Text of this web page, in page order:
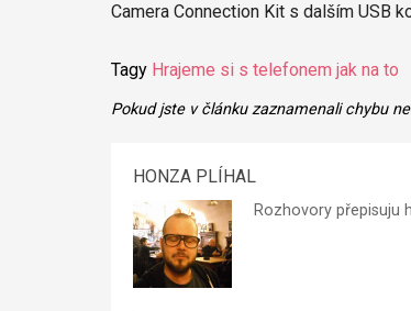
Camera Connection Kit s dalším USB
Tagy Hrajeme si s telefonem jak na to
Pokud jste v článku zaznamenali chybu
HONZA PLÍHAL
Rozhovory přepisuju